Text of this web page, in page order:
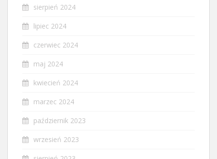
sierpień 2024
lipiec 2024
czerwiec 2024
maj 2024
kwiecień 2024
marzec 2024
październik 2023
wrzesień 2023